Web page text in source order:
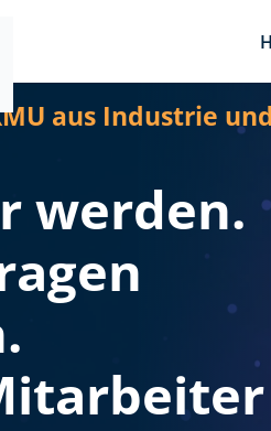
aus Industrie und
werden.